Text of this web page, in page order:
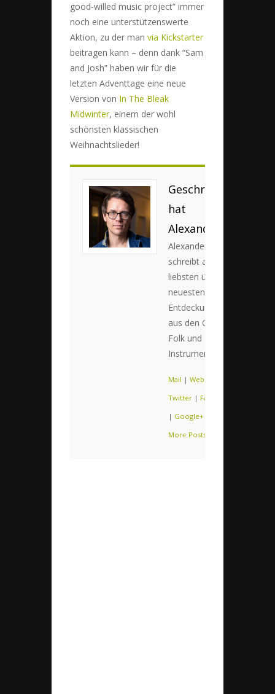
good-willed music project” immer
noch eine unterstützenswerte
Aktion, zu der man via Kickstarter
beitragen kann – denn dank “Sam
and Josh” haben wir für die
letzten Adventtage eine neue
Version von In The Bleak
Midwinter, einem der wohl
schönsten klassischen
Weihnachtslieder!
Geschrieben
hat
Alexander
Alexander
schreibt am
liebsten über die
neuesten
Entdeckungen
aus den Genres
Folk und
Instrumental.
Mail | Web
Twitter | Facebook
| Google+
More Posts (109)